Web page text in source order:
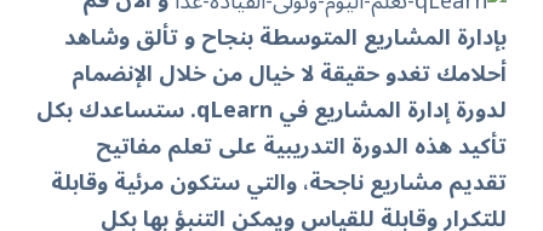
بإدارة المشاريع المتوسطة بنجاح و تألق وشاهد
أحلامك تغدو حقيقة لا خيال من خلال الإنضمام
لدورة إدارة المشاريع فيqLearn. ستساعدك بكل
تأكيد هذه الدورة التدريبية على تعلم مفاتيح
تقديم مشاريع ناجحة، والتي ستكون مرئية وقابلة
للتكرار وقابلة للقياس ويمكن التنبؤ بها بكل